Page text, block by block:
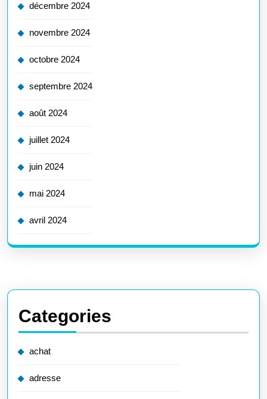
décembre 2024
novembre 2024
octobre 2024
septembre 2024
août 2024
juillet 2024
juin 2024
mai 2024
avril 2024
Categories
achat
adresse